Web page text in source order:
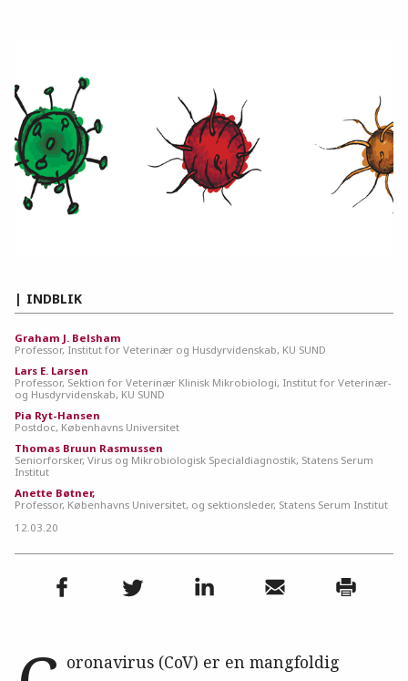
INDBLIK
Graham J. Belsham
Professor, Institut for Veterinær og Husdyrvidenskab, KU SUND
Lars E. Larsen
Professor, Sektion for Veterinær Klinisk Mikrobiologi, Institut for Veterinær-
og Husdyrvidenskab, KU SUND
Pia Ryt-Hansen
Postdoc, Københavns Universitet
Thomas Bruun Rasmussen
Seniorforsker, Virus og Mikrobiologisk Specialdiagnostik, Statens Serum
Institut
Anette Bøtner,
Professor, Københavns Universitet, og sektionsleder, Statens Serum Institut
12.03.20
oronavirus (CoV) er en mangfoldig